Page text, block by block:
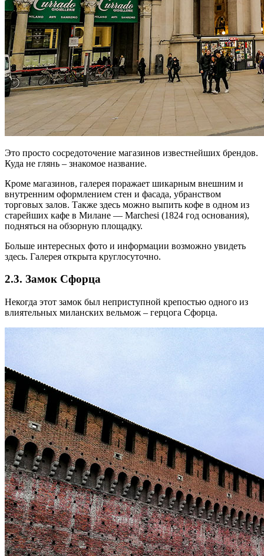
Это просто сосредоточение магазинов известнейших брендов.
Куда не глянь – знакомое название.
Кроме магазинов, галерея поражает шикарным внешним и
внутренним оформлением стен и фасада, убранством
торговых залов. Также здесь можно выпить кофе в одном из
старейших кафе в Милане — Marchesi (1824 год основания),
подняться на обзорную площадку.
Больше интересных фото и информации возможно увидеть
здесь. Галерея открыта круглосуточно.
2.3. Замок Сфорца
Некогда этот замок был неприступной крепостью одного из
влиятельных миланских вельмож – герцога Сфорца.